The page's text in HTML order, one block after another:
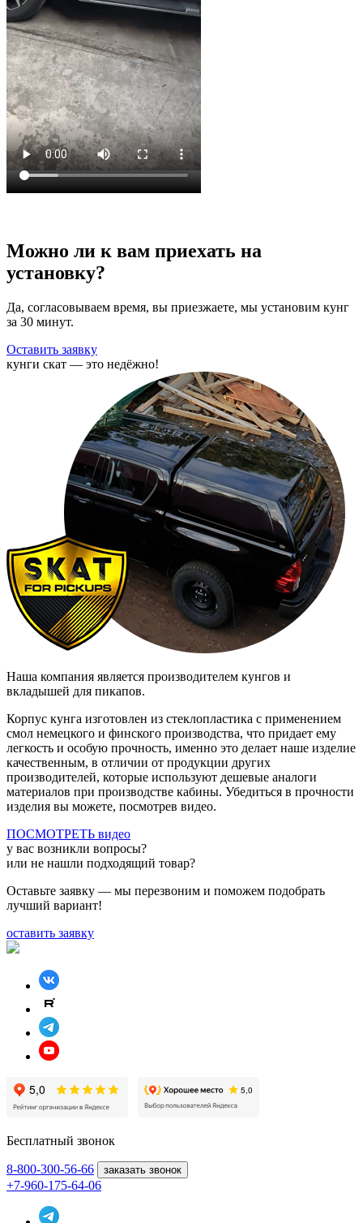
Можно ли к вам приехать на
установку?
Да, согласовываем время, вы приезжаете, мы установим кунг
за 30 минут.
Оставить заявку
кунги скат — это недёжно!
Наша компания является производителем кунгов и
вкладышей для пикапов.
Корпус кунга изготовлен из стеклопластика c применением
смол немецкого и финского производства, что придает ему
легкость и особую прочность, именно это делает наше изделие
качественным, в отличии от продукции других
производителей, которые используют дешевые аналоги
материалов при производстве кабины. Убедиться в прочности
изделия вы можете, посмотрев видео.
ПОСМОТРЕТЬ видео
у вас возникли вопросы?
или не нашли подходящий товар?
Оставьте заявку — мы перезвоним и поможем подобрать
лучший вариант!
оставить заявку
Бесплатный звонок
8-800-300-56-66 заказать звонок
+7-960-175-64-06